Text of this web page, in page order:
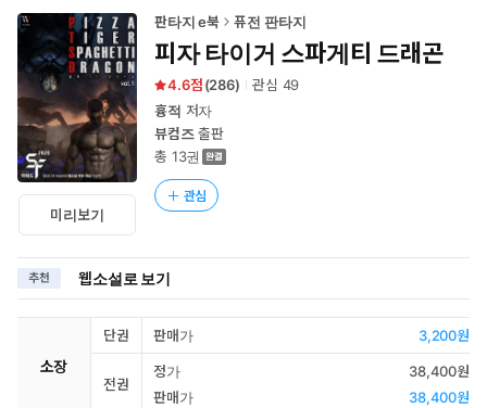
로
이
동
미리보기
판타지 e북 퓨전 판타지
피자 타이거 스파게티 드래곤
4.6 (286) 관심 49
흉적 저자
뷰컴즈출판
총 13권
관심
추천 웹소설로 보기
소장
단권 판매가 3,200원
전권
정가
38,400원
판매가
38,400원